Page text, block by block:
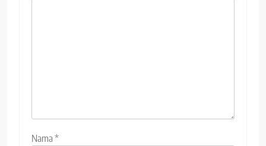
Nama*